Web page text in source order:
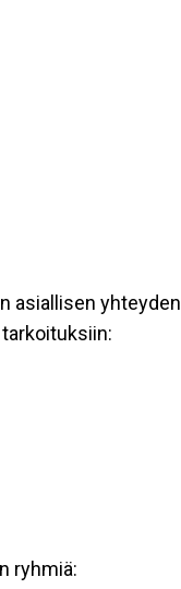
asiallisen yhteyden
ryhmiä: